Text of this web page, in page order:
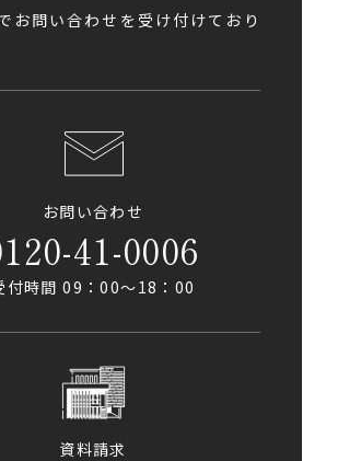
お問い合わせを受け付けており
お問い合わせ
41-0006
付時間 09：00〜18：00
資料請求